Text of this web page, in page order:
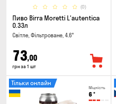
(0)
Пиво Birra Moretti L'autentica
0.33л
Світле, Фільтроване, 4.6°
73,00
грн за 1 шт
Міцність
6 °
Тільки онлайн